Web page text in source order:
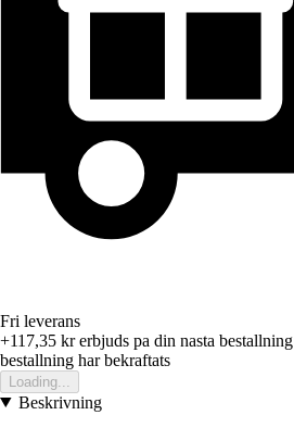
Fri leverans
+117,35 krerbjuds pa din nasta bestallning
bestallning har bekraftats
Loading...
Beskrivning